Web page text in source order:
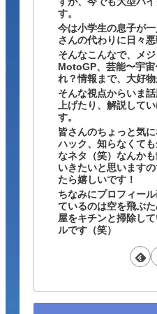
す。
今は小学生の息子が
さんの代わりに日々
そんなこんなで、メ
MotoGP、芸能〜宇宙
れ？情報まで、大好物
そんな視点からいま
上げたり、解説して
す。
皆さんのちょっと気
ハック、知らなくて
なネタ（笑）なんか
いきたいと思います
たら嬉しいです！
ちなみにプロフィー
ているのは空を飛ぶ
屋をキチンと掃除し
ルです（笑）